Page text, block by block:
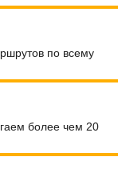
по всему
более чем 20